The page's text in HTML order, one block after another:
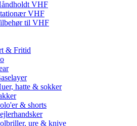
VHF
VHF
til VHF
& Fritid
hatte & sokker
& shorts
ure & knive